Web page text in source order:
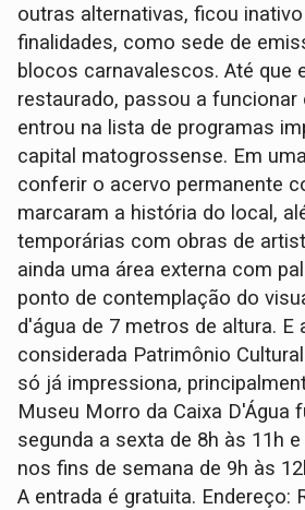
outras alternativas, ficou
finalidades, como sede de
blocos carnavalescos. Até que
restaurado, passou a
entrou na lista de programas
capital matogrossense. Em
conferir o acervo permanente
marcaram a história do local,
temporárias com obras de
ainda uma área externa com
ponto de contemplação do
d'água de 7 metros de altura. E
considerada Patrimônio
só já impressiona,
Museu Morro da Caixa D'Água
segunda a sexta de 8h às 11h
nos fins de semana de 9h às
A entrada é gratuita. Endereço: